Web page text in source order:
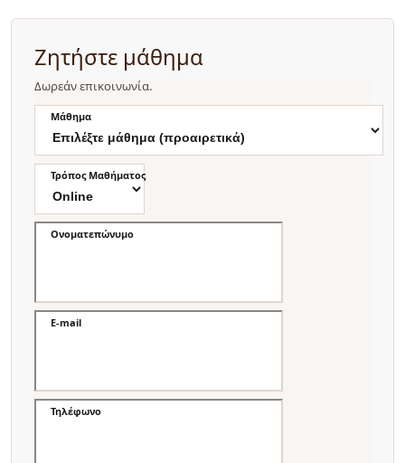
Ζητήστε μάθημα
Δωρεάν επικοινωνία.
Μάθημα
Τρόπος Μαθήματος
Ονοματεπώνυμο
E-mail
Τηλέφωνο